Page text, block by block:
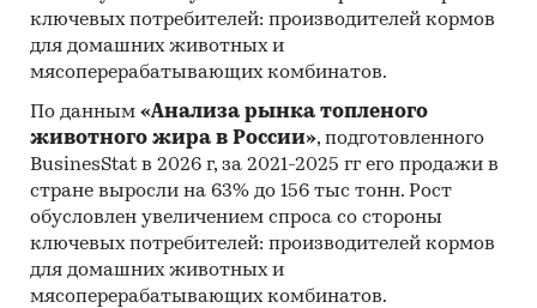
информационная база АИПР
Печатные и электронные деловые и
специализированные издания,
аналитические обзоры
Информационные ресурсы участников
рынка
Материалы сайтов исследуемой тематики
(электронные торговые/тендерные
площадки, доски объявлений,
ключевых потребителей: производителей кормов
для домашних животных и
мясоперерабатывающих комбинатов.
По данным «Анализа рынка топленого
животного жира в России», подготовленного
BusinesStat в 2026 г, за 2021-2025 гг его продажи в
стране выросли на 63% до 156 тыс тонн. Рост
обусловлен увеличением спроса со стороны
ключевых потребителей: производителей кормов
для домашних животных и
мясоперерабатывающих комбинатов.